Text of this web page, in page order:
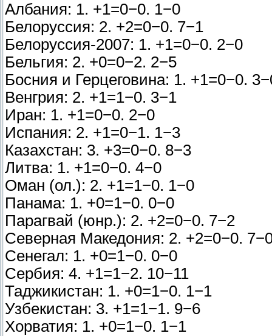
Албания: 1. +1=0−0. 1−0
Белоруссия: 2. +2=0−0. 7−1
Белоруссия-2007: 1. +1=0−0. 2−0
Бельгия: 2. +0=0−2. 2−5
Босния и Герцеговина: 1. +1=0−0.
Венгрия: 2. +1=1−0. 3−1
Иран: 1. +1=0−0. 2−0
Испания: 2. +1=0−1. 1−3
Казахстан: 3. +3=0−0. 8−3
Литва: 1. +1=0−0. 4−0
Оман (ол.): 2. +1=1−0. 1−0
Панама: 1. +0=1−0. 0−0
Парагвай (юнр.): 2. +2=0−0. 7−2
Северная Македония: 2. +2=0−0.
Сенегал: 1. +0=1−0. 0−0
Сербия: 4. +1=1−2. 10−11
Таджикистан: 1. +0=1−0. 1−1
Узбекистан: 3. +1=1−1. 9−6
Хорватия: 1. +0=1−0. 1−1